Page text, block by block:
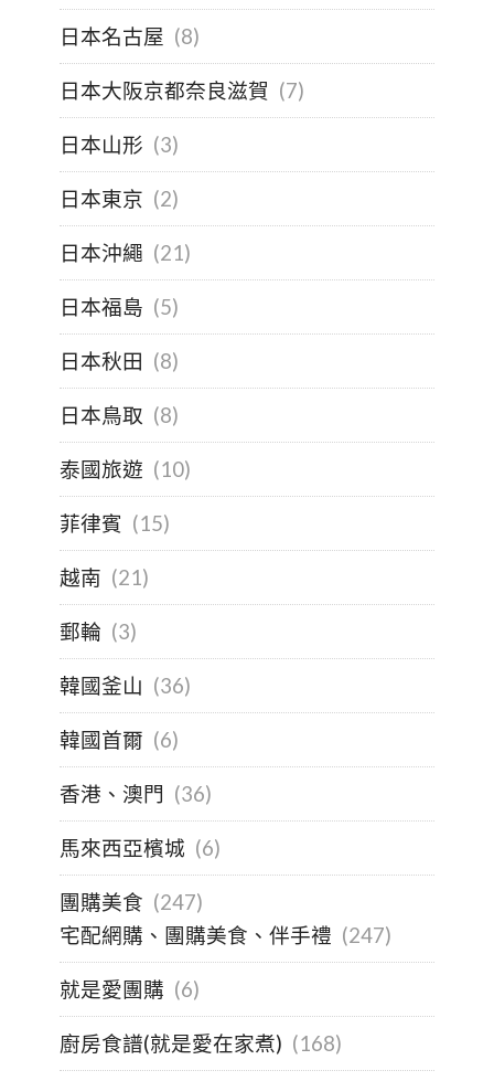
日本名古屋 (8)
日本大阪京都奈良滋賀 (7)
日本山形 (3)
日本東京 (2)
日本沖繩 (21)
日本福島 (5)
日本秋田 (8)
日本鳥取 (8)
泰國旅遊 (10)
菲律賓 (15)
越南 (21)
郵輪 (3)
韓國釜山 (36)
韓國首爾 (6)
香港、澳門 (36)
馬來西亞檳城 (6)
團購美食 (247)
宅配網購、團購美食、伴手禮 (247)
就是愛團購 (6)
廚房食譜(就是愛在家煮) (168)